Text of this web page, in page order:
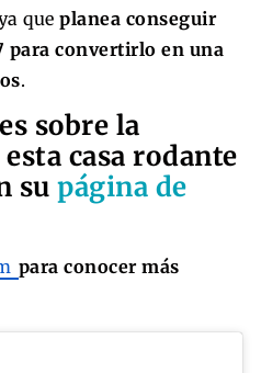
que planea conseguir
para convertirlo en una
.
sobre la
casa rodante
su página de
para conocer más